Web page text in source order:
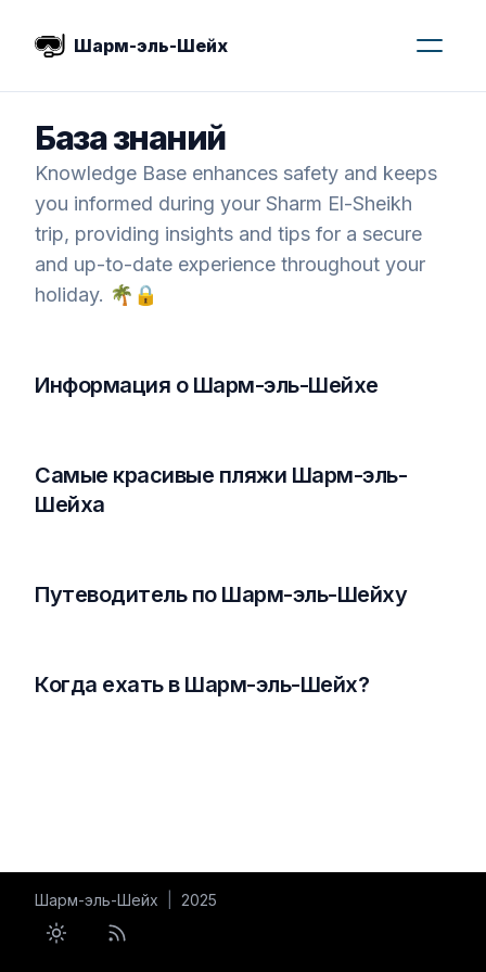
Шарм-эль-Шейх
База знаний
Knowledge Base enhances safety and keeps
you informed during your Sharm El-Sheikh
trip, providing insights and tips for a secure
and up-to-date experience throughout your
holiday. 🌴🔒
Информация о Шарм-эль-Шейхе
Самые красивые пляжи Шарм-эль-
Шейха
Путеводитель по Шарм-эль-Шейху
Когда ехать в Шарм-эль-Шейх?
Шарм-эль-Шейх 2025
Toggle theme
RSS